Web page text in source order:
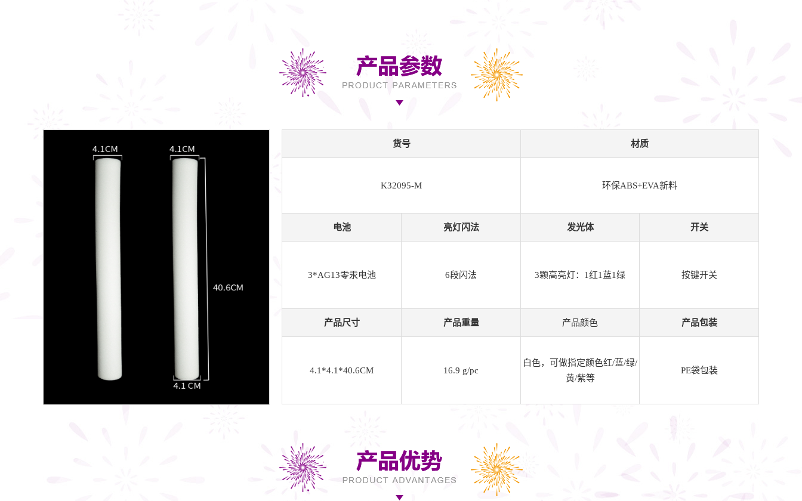
货号 材质
K32095-M 环保ABS+EVA新料
电池 亮灯闪法 发光体 开关
3*AG13零汞电池 6段闪法 3颗高亮灯：1红1蓝1绿 按键开关
产品尺寸 产品重量 产品颜色 产品包装
4.1*4.1*40.6CM 16.9 g/pc
白色，可做指定颜色红/蓝/绿/
黄/紫等
PE袋包装